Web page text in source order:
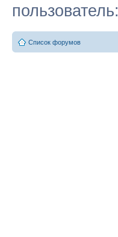
пользователь:
Список форумов